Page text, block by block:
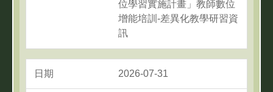
位學習實施計畫」教師數位
增能培訓-差異化教學研習資
訊
2026-07-31